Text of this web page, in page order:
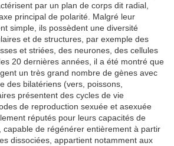
par un plan de corps dit radial,
principal de polarité. Malgré leur
simple, ils possèdent une diversité
et de structures, par exemple des
et striées, des neurones, des cellules
20 dernières années, il a été montré que
un très grand nombre de gènes avec
des bilatériens (vers, poissons,
présentent des cycles de vie
de reproduction sexuée et asexuée
réputés pour leurs capacités de
capable de régénérer entièrement à partir
dissociées, appartient notamment aux